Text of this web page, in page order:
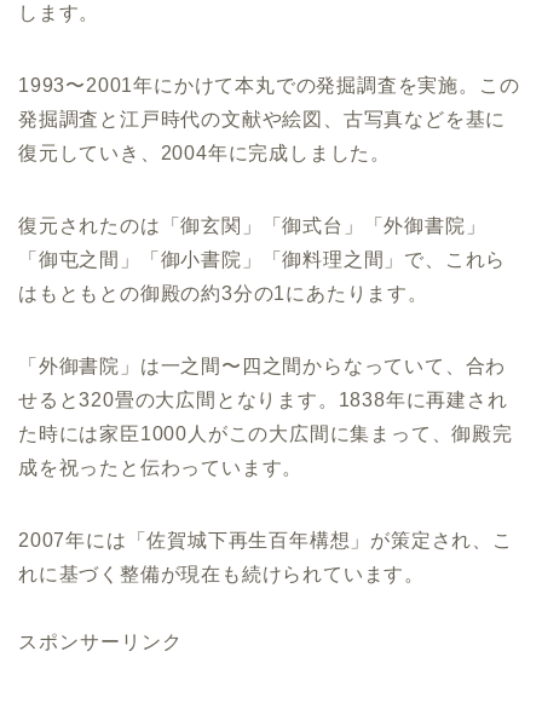
します。
1993〜2001年にかけて本丸での発掘調査を実施。この
発掘調査と江戸時代の文献や絵図、古写真などを基に
復元していき、2004年に完成しました。
復元されたのは「御玄関」「御式台」「外御書院」
「御屯之間」「御小書院」「御料理之間」で、これら
はもともとの御殿の約3分の1にあたります。
「外御書院」は一之間〜四之間からなっていて、合わ
せると320畳の大広間となります。1838年に再建され
た時には家臣1000人がこの大広間に集まって、御殿完
成を祝ったと伝わっています。
2007年には「佐賀城下再生百年構想」が策定され、こ
れに基づく整備が現在も続けられています。
スポンサーリンク